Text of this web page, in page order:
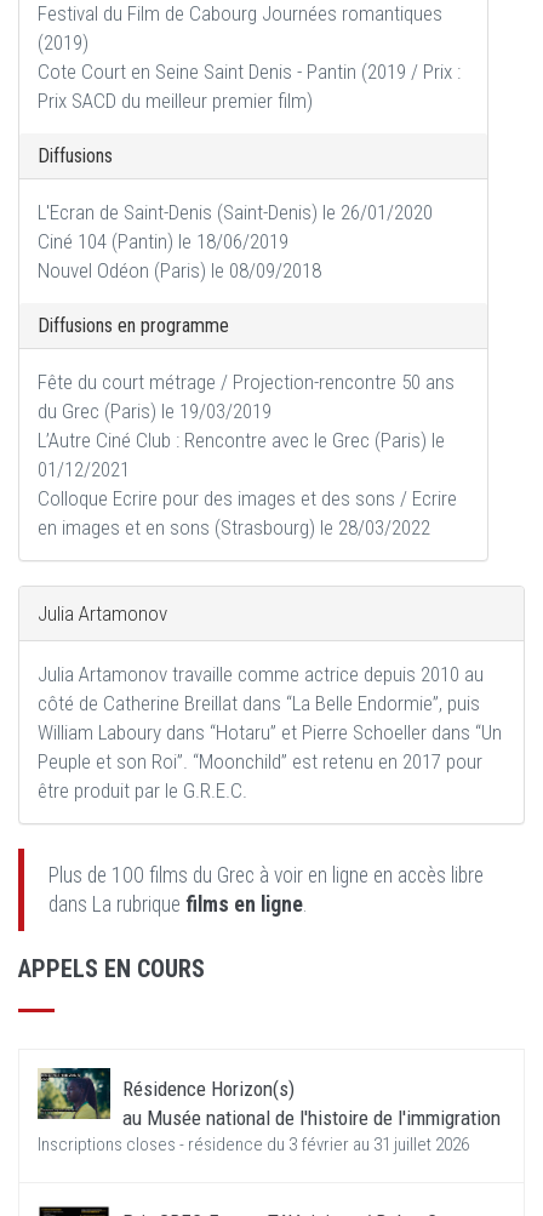
Festival du Film de Cabourg Journées romantiques
(2019)
Cote Court en Seine Saint Denis - Pantin (2019 / Prix :
Prix SACD du meilleur premier film)
Diffusions
L'Ecran de Saint-Denis (Saint-Denis) le 26/01/2020
Ciné 104 (Pantin) le 18/06/2019
Nouvel Odéon (Paris) le 08/09/2018
Diffusions en programme
Fête du court métrage / Projection-rencontre 50 ans
du Grec (Paris) le 19/03/2019
L’Autre Ciné Club : Rencontre avec le Grec (Paris) le
01/12/2021
Colloque Ecrire pour des images et des sons / Ecrire
en images et en sons (Strasbourg) le 28/03/2022
Julia Artamonov
Julia Artamonov travaille comme actrice depuis 2010 au
côté de Catherine Breillat dans “La Belle Endormie”, puis
William Laboury dans “Hotaru” et Pierre Schoeller dans “Un
Peuple et son Roi”. “Moonchild” est retenu en 2017 pour
être produit par le G.R.E.C.
Plus de 100 films du Grec à voir en ligne en accès libre
dans La rubrique films en ligne.
APPELS EN COURS
Résidence Horizon(s)
au Musée national de l'histoire de l'immigration
Inscriptions closes - résidence du 3 février au 31 juillet 2026